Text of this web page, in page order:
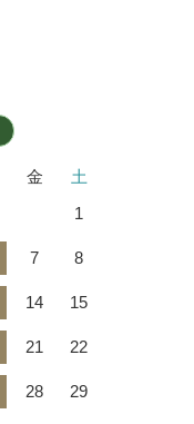
金
土
1
7 8
14 15
21 22
28 29